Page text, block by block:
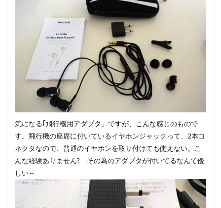
気になる｢飛行機用アダプタ」ですが、こんな感じのもので
す。飛行機の座席に付いているイヤホンジャックって、2本コ
ネクタなので、普通のイヤホンを取り付けても使えない。こ
んな経験ありません? その為のアダプタが付いてるなんて優
しい～